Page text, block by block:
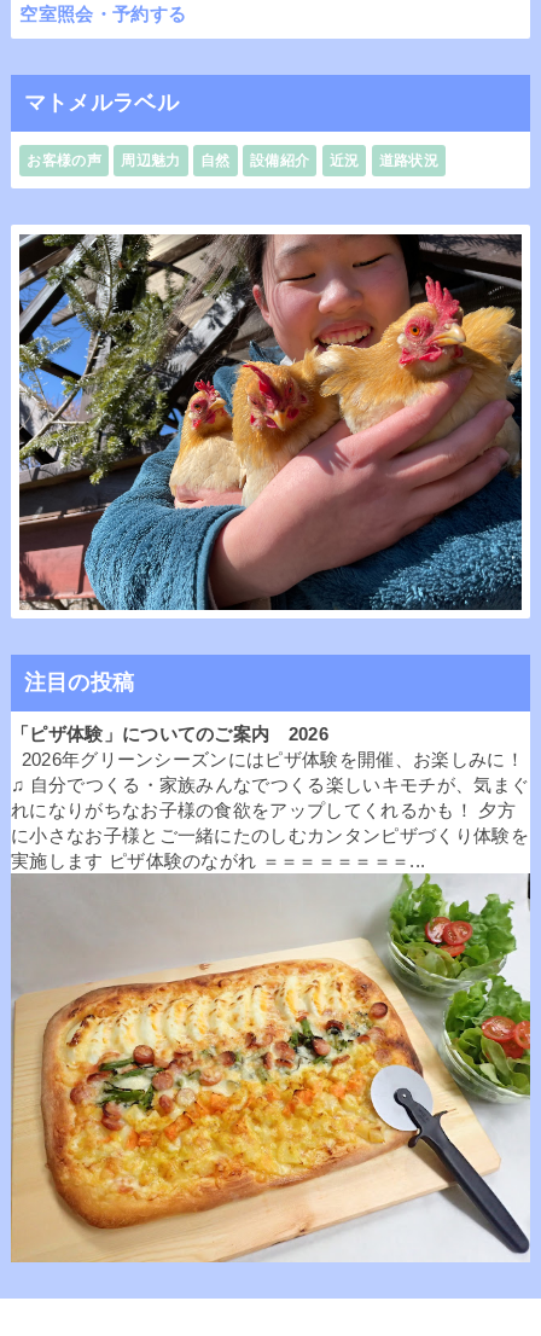
空室照会・予約する
マトメルラベル
お客様の声 周辺魅力 自然 設備紹介 近況 道路状況
注目の投稿
「ピザ体験」についてのご案内 2026
2026年グリーンシーズンにはピザ体験を開催、お楽しみに！
♫ 自分でつくる・家族みんなでつくる楽しいキモチが、気まぐ
れになりがちなお子様の食欲をアップしてくれるかも！ 夕方
に小さなお子様とご一緒にたのしむカンタンピザづくり体験を
実施します ピザ体験のながれ ＝＝＝＝＝＝＝＝...